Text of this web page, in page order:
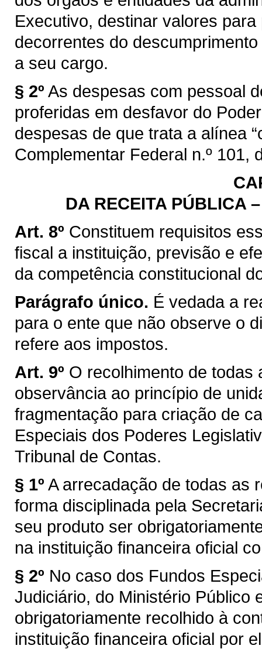
Executivo, destinar valores
decorrentes do
a seu cargo.
§ 2º As despesas com pessoal
proferidas em desfavor do
despesas de que trata a alínea
Complementar Federal n.º 101,
DA RECEITA PÚBLICA
Art. 8º Constituem requisitos
fiscal a instituição, previsão e
da competência constitucional
Parágrafo único. É vedada a
para o ente que não observe o
refere aos impostos.
Art. 9º O recolhimento de
observância ao princípio de
fragmentação para criação de
Especiais dos Poderes
Tribunal de Contas.
§ 1º A arrecadação de todas as
forma disciplinada pela
seu produto ser
na instituição financeira oficial
§ 2º No caso dos Fundos
Judiciário, do Ministério Público
obrigatoriamente recolhido à
instituição financeira oficial por